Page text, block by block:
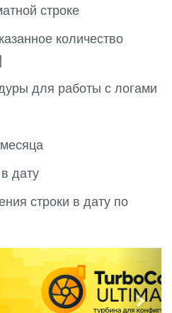
строке
количество
для работы с логами
дату
строки в дату по
e
x